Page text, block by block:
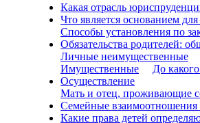
Какая отрасль
Что является основанием
Способы установления по
Обязательства родителей:
Личные неимущественные
Имущественные
До
Осуществление
Мать и отец, проживающие
Семейные
Какие права детей